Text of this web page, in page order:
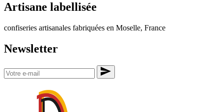
Artisane labellisée
confiseries artisanales fabriquées en Moselle, France
Newsletter